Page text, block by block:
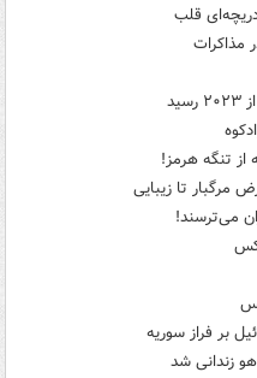
قلب
مذاکرات
تنگه هرمز!
مرگبار تا زیبایی
می‌ترسند!
بر فراز سوریه
زندانی شد